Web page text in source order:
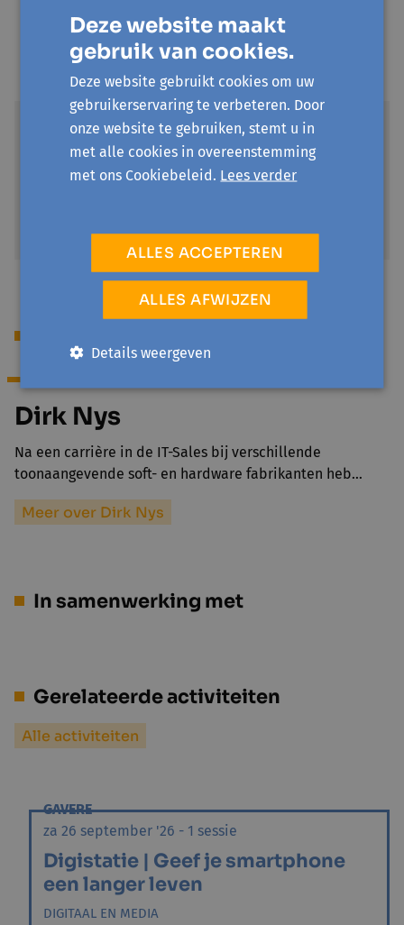
tegemoetkoming van het ziekenfonds en die niet in
Gent, Merelbeke, Lochristi, Destelbergen en Melle
wonen of voor werkzoekenden in en buiten Gent.
UiTPAS-kansentarief Leie Schelde
Voor inwoners van Deinze, De Pinte, Sint-Martens
schuldbemiddeling zijn.
Dirk Nys
Na een carrière in de IT-Sales bij verschillende
toonaangevende soft- en hardware fabrikanten heb…
Meer over Dirk Nys
In samenwerking met
Gerelateerde activiteiten
Alle activiteiten
GAVERE
za 26 september '26 - 1 sessie
Digistatie | Geef je smartphone
een langer leven
DIGITAAL EN MEDIA
Deze website maakt
gebruik van cookies.
Deze website gebruikt cookies om uw
gebruikerservaring te verbeteren. Door
onze website te gebruiken, stemt u in
met alle cookies in overeenstemming
met ons Cookiebeleid. Lees verder
ALLES ACCEPTEREN
ALLES AFWIJZEN
Details weergeven